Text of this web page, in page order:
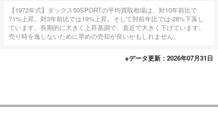
【1972年式】ダックス50SPORTの平均買取相場は、対10年前比で
71%上昇。対3年前比では19%上昇。そして対前年比では-28%下落し
ています。長期的に大きく上昇基調で、直近で大きく下げています。
売り時を逸しないために早めの売却が良いかもしれません。
※データ更新：2026年07月31日